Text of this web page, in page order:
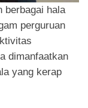
berbagai hala
perguruan
dimanfaatkan
yang kerap